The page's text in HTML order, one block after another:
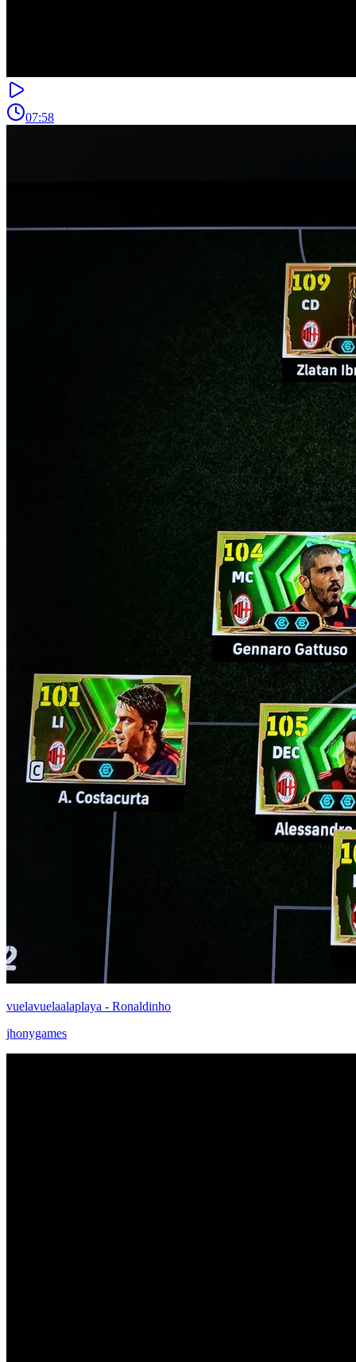
07:58
vuelavuelaalaplaya - Ronaldinho
jhonygames